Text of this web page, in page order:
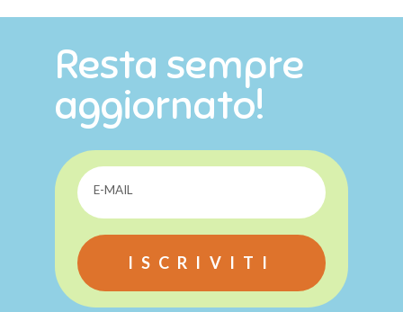
Resta sempre
aggiornato!
E-MAIL
ISCRIVITI